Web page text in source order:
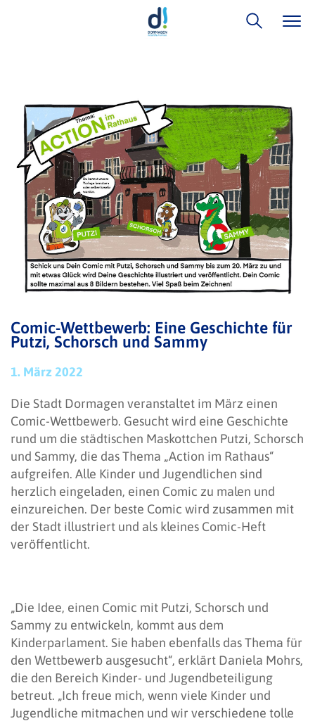
Comic-Wettbewerb: Eine Geschichte für
Putzi, Schorsch und Sammy
1. März 2022
Die Stadt Dormagen veranstaltet im März einen
Comic-Wettbewerb. Gesucht wird eine Geschichte
rund um die städtischen Maskottchen Putzi, Schorsch
und Sammy, die das Thema „Action im Rathaus“
aufgreifen. Alle Kinder und Jugendlichen sind
herzlich eingeladen, einen Comic zu malen und
einzureichen. Der beste Comic wird zusammen mit
der Stadt illustriert und als kleines Comic-Heft
veröffentlicht.
„Die Idee, einen Comic mit Putzi, Schorsch und
Sammy zu entwickeln, kommt aus dem
Kinderparlament. Sie haben ebenfalls das Thema für
den Wettbewerb ausgesucht“, erklärt Daniela Mohrs,
die den Bereich Kinder- und Jugendbeteiligung
betreut. „Ich freue mich, wenn viele Kinder und
Jugendliche mitmachen und wir verschiedene tolle